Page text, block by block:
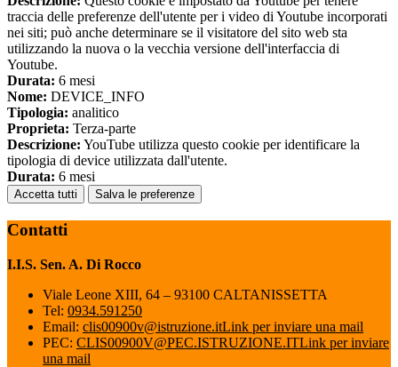
traccia delle preferenze dell'utente per i video di Youtube incorporati
nei siti; può anche determinare se il visitatore del sito web sta
utilizzando la nuova o la vecchia versione dell'interfaccia di
Youtube.
Durata: 6 mesi
Nome: DEVICE_INFO
Tipologia: analitico
Proprieta: Terza-parte
Descrizione: YouTube utilizza questo cookie per identificare la
tipologia di device utilizzata dall'utente.
Durata: 6 mesi
Accetta tutti Salva le preferenze
Contatti
I.I.S. Sen. A. Di Rocco
Viale Leone XIII, 64 – 93100 CALTANISSETTA
Tel: 0934.591250
Email: clis00900v@istruzione.itLink per inviare una mail
PEC: CLIS00900V@PEC.ISTRUZIONE.ITLink per inviare
una mail